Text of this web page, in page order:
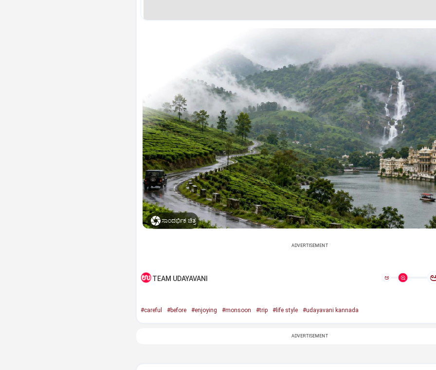
ಸಾಂದರ್ಭಿಕ ಚಿತ್ರ
ADVERTISEMENT
TEAM UDAYAVANI ಅ
#careful #before #enjoying #monsoon #trip #life style #udayavani kannada
ADVERTISEMENT